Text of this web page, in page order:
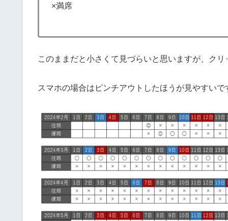
×満席
このままだと小さくて見づらいと思いますが、ク
スマホの場合はピンチアウトしたほうが見やすいで